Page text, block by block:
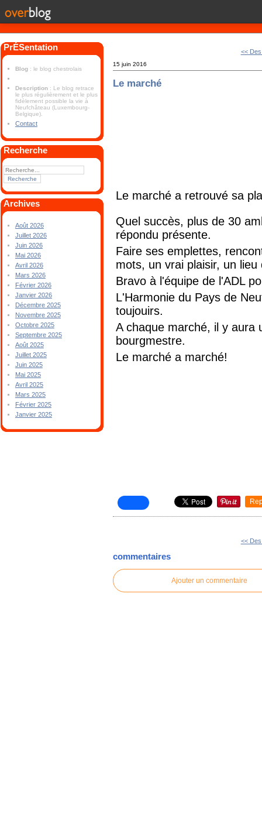
PrÉSentation
Blog : le blog chestrolais
Description : Le blog retrace
le plus régulièrement et le plus
fidèlement possible la vie à
Neufchâteau (Luxembourg-
Belgique).
Contact
Recherche
Archives
Août 2026
Juillet 2026
Juin 2026
Mai 2026
Avril 2026
Mars 2026
Février 2026
Janvier 2026
Décembre 2025
Novembre 2025
Octobre 2025
Septembre 2025
Août 2025
Juillet 2025
Juin 2025
Mai 2025
Avril 2025
Mars 2025
Février 2025
Janvier 2025
<<
15 juin 2016
Le marché
Le marché a retrouvé sa
Quel succès, plus de 30
répondu présente.
Faire ses emplettes,
mots, un vrai plaisir, un lieu
Bravo à l'équipe de l'ADL
L'Harmonie du Pays de
toujouirs.
A chaque marché, il y aura
bourgmestre.
Le marché a marché!
<<
commentaires
Ajouter un commentaire